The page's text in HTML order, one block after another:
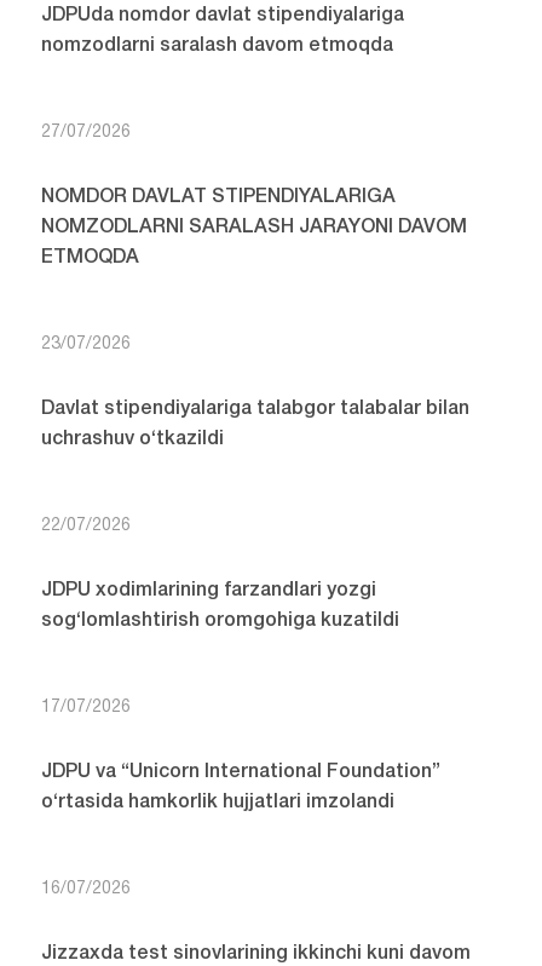
JDPUda nomdor davlat stipendiyalariga
nomzodlarni saralash davom etmoqda
27/07/2026
NOMDOR DAVLAT STIPENDIYALARIGA
NOMZODLARNI SARALASH JARAYONI DAVOM
ETMOQDA
23/07/2026
Davlat stipendiyalariga talabgor talabalar bilan
uchrashuv o‘tkazildi
22/07/2026
JDPU xodimlarining farzandlari yozgi
sog‘lomlashtirish oromgohiga kuzatildi
17/07/2026
JDPU va “Unicorn International Foundation”
o‘rtasida hamkorlik hujjatlari imzolandi
16/07/2026
Jizzaxda test sinovlarining ikkinchi kuni davom